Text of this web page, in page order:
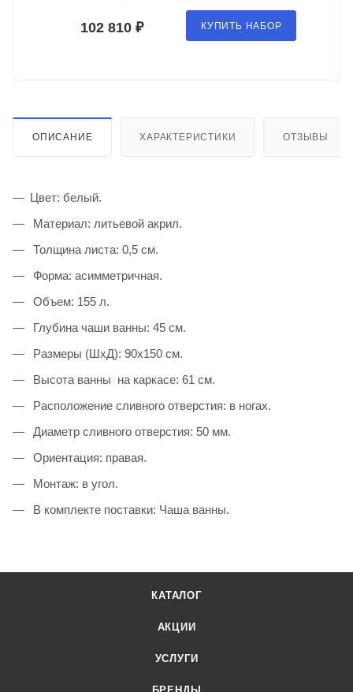
102 810 ₽ КУПИТЬ НАБОР
ОПИСАНИЕ ХАРАКТЕРИСТИКИ ОТЗЫВЫ
Цвет: белый.
Материал: литьевой акрил.
Толщина листа: 0,5 см.
Форма: асимметричная.
Объем: 155 л.
Глубина чаши ванны: 45 см.
Размеры (ШхД): 90x150 см.
Высота ванны на каркасе: 61 см.
Расположение сливного отверстия: в ногах.
Диаметр сливного отверстия: 50 мм.
Ориентация: правая.
Монтаж: в угол.
В комплекте поставки: Чаша ванны.
КАТАЛОГ
АКЦИИ
УСЛУГИ